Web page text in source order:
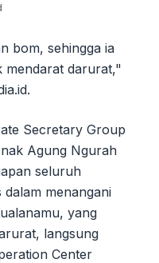
bom, sehingga ia
mendarat darurat,"
Secretary Group
Agung Ngurah
seluruh
menangani
yang
langsung
Center